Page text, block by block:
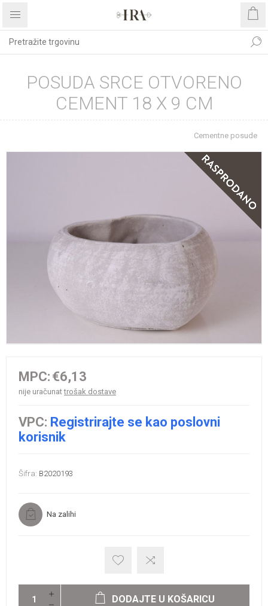
POSUDA SRCE OTVORENO
CEMENT 18 X 9 CM
Cementne posude
MPC: €6,13
nije uračunattrošak dostave
VPC: Registrirajte se kao poslovni
korisnik
Šifra: B2020193
Na zalihi
DODAJTE U KOŠARICU